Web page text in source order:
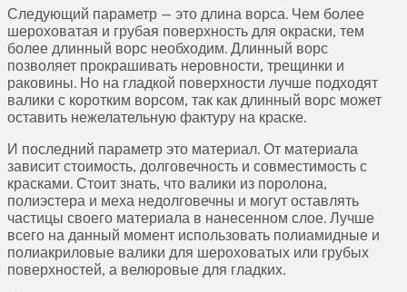
Следующий параметр — это длина ворса. Чем более
шероховатая и грубая поверхность для окраски, тем
более длинный ворс необходим. Длинный ворс
позволяет прокрашивать неровности, трещинки и
раковины. Но на гладкой поверхности лучше подходят
валики с коротким ворсом, так как длинный ворс может
оставить нежелательную фактуру на краске.
И последний параметр это материал. От материала
зависит стоимость, долговечность и совместимость с
красками. Стоит знать, что валики из поролона,
полиэстера и меха недолговечны и могут оставлять
частицы своего материала в нанесенном слое. Лучше
всего на данный момент использовать полиамидные и
полиакриловые валики для шероховатых или грубых
поверхностей, а велюровые для гладких.